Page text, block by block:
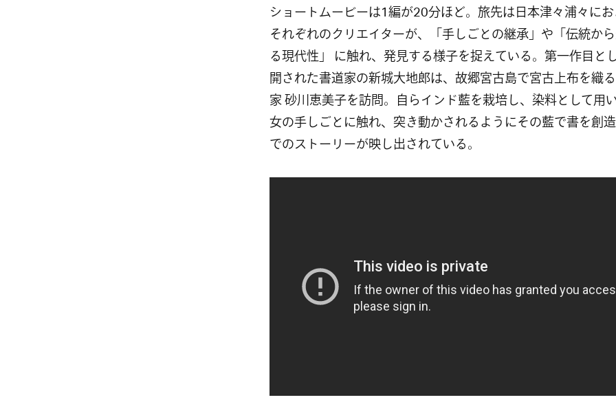
ショートムービーは1編が20分ほど。旅先は日本津々浦々に
それぞれのクリエイターが、「手しごとの継承」や「伝統か
る現代性」 に触れ、発見する様子を捉えている。第一作目と
開された書道家の新城大地郎は、故郷宮古島で宮古上布を織
家 砂川恵美子を訪問。自らインド藍を栽培し、染料として用
女の手しごとに触れ、突き動かされるようにその藍で書を創
でのストーリーが映し出されている。